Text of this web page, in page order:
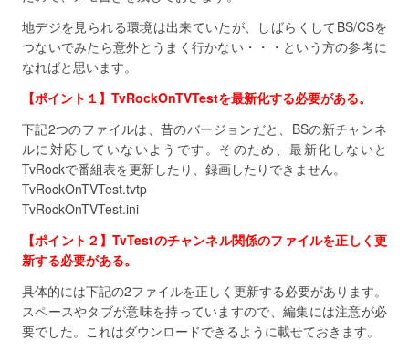
地デジを見られる環境は出来ていたが、しばらくしてBS/CSを
つないでみたら意外とうまく行かない・・・という方の参考に
なればと思います。
【ポイント１】TvRockOnTVTestを最新化する必要がある。
下記2つのファイルは、昔のバージョンだと、BSの新チャンネ
ルに対応していないようです。そのため、最新化しないと
TvRockで番組表を更新したり、録画したりできません。
TvRockOnTVTest.tvtp
TvRockOnTVTest.ini
【ポイント２】TvTestのチャンネル関係のファイルを正しく更
新する必要がある。
具体的には下記の2ファイルを正しく更新する必要があります。
スペースやタブが意味を持っていますので、編集には注意が必
要でした。これはダウンロードできるように載せておきます。